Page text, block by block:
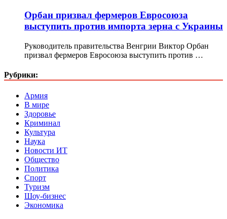
Орбан призвал фермеров Евросоюза
выступить против импорта зерна с Украины
Руководитель правительства Венгрии Виктор Орбан
призвал фермеров Евросоюза выступить против …
Рубрики:
Армия
В мире
Здоровье
Криминал
Культура
Наука
Новости ИТ
Общество
Политика
Спорт
Туризм
Шоу-бизнес
Экономика